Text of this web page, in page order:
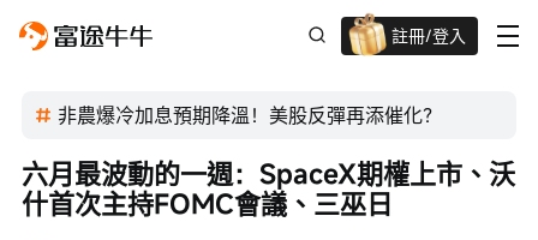
註冊/登入
迎新驚喜賞 股票/BTC等任你揀!
非農爆冷加息預期降溫！美股反彈再添催化？
六月最波動的一週：SpaceX期權上市、沃
什首次主持FOMC會議、三巫日